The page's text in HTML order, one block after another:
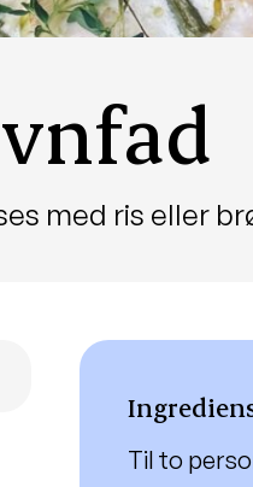
med ris eller
Til to